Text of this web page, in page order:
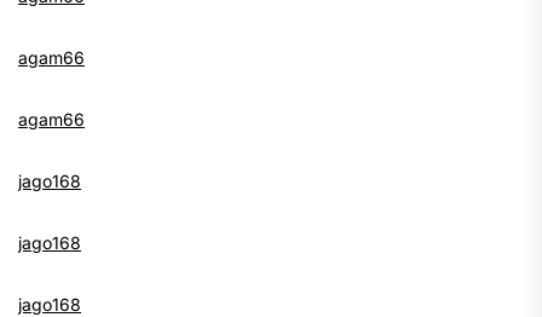
agam66
agam66
jago168
jago168
jago168